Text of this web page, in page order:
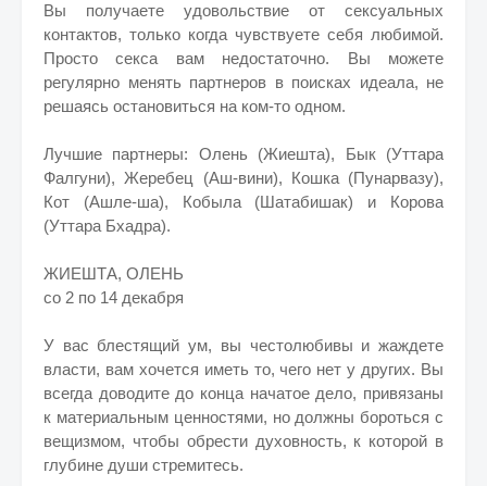
Вы получаете удовольствие от сексуальных
контактов, только когда чувствуете себя любимой.
Просто секса вам недостаточно. Вы можете
регулярно менять партнеров в поисках идеала, не
решаясь остановиться на ком-то одном.
Лучшие партнеры: Олень (Жиешта), Бык (Уттара
Фалгуни), Жеребец (Аш-вини), Кошка (Пунарвазу),
Кот (Ашле-ша), Кобыла (Шатабишак) и Корова
(Уттара Бхадра).
ЖИЕШТА, ОЛЕНЬ
со 2 по 14 декабря
У вас блестящий ум, вы честолюбивы и жаждете
власти, вам хочется иметь то, чего нет у других. Вы
всегда доводите до конца начатое дело, привязаны
к материальным ценностями, но должны бороться с
вещизмом, чтобы обрести духовность, к которой в
глубине души стремитесь.